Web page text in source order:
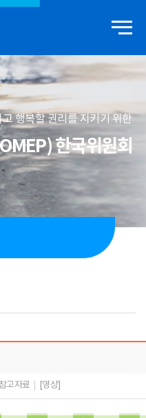
행복할 권리를 지키기 위한
한국위원회
고자료 [영상]